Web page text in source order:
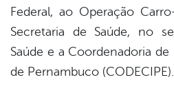
Federal, ao Operação
Secretaria de Saúde, no
Saúde e a Coordenadoria
de Pernambuco (CODECIPE).